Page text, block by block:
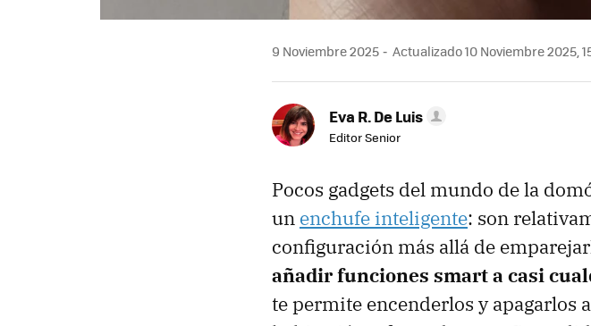
9 Noviembre 2025 Actualizado 10 Noviembre 2025,
Eva R. De Luis
Editor Senior
Pocos gadgets del mundo de la
un enchufe inteligente: son
configuración más allá de
añadir funciones smart a casi
te permite encenderlos y apagarlos